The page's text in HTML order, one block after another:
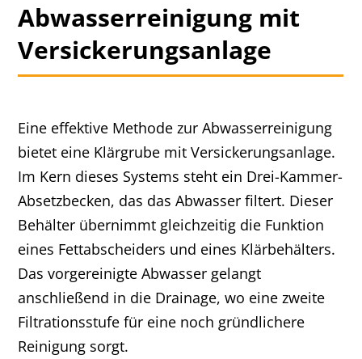
Abwasserreinigung mit
Versickerungsanlage
Eine effektive Methode zur Abwasserreinigung
bietet eine Klärgrube mit Versickerungsanlage.
Im Kern dieses Systems steht ein Drei-Kammer-
Absetzbecken, das das Abwasser filtert. Dieser
Behälter übernimmt gleichzeitig die Funktion
eines Fettabscheiders und eines Klärbehälters.
Das vorgereinigte Abwasser gelangt
anschließend in die Drainage, wo eine zweite
Filtrationsstufe für eine noch gründlichere
Reinigung sorgt.